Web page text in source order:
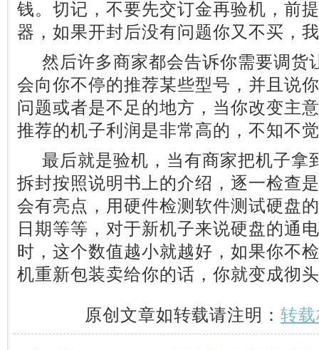
钱。切记，不要先交订金再验机，前
器，如果开封后没有问题你又不买，
然后许多商家都会告诉你需要调货
会向你不停的推荐某些型号，并且说
问题或者是不足的地方，当你改变主
推荐的机子利润是非常高的，不知不
最后就是验机，当有商家把机子拿
拆封按照说明书上的介绍，逐一检查
会有亮点，用硬件检测软件测试硬盘
日期等等，对于新机子来说硬盘的通
时，这个数值越小就越好，如果你不
机重新包装卖给你的话，你就变成彻
原创文章如转载请注明： 转